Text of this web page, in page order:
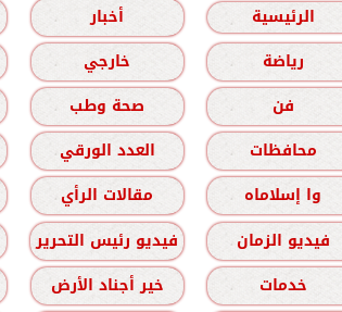
الرئيسية أخبار
رياضة
خارجي
فن
صحة وطب
محافظات
العدد الورقي
وا إسلاماه
مقالات الرأي
فيديو الزمان
فيديو رئيس التحرير
خدمات
خير أجناد الأرض